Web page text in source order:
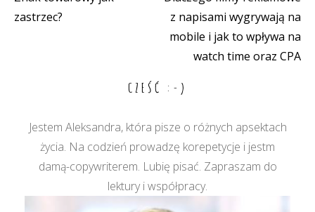
zastrzec?
z napisami wygrywają na
mobile i jak to wpływa na
watch time oraz CPA
CZEŚĆ :-)
Jestem Aleksandra, która pisze o różnych apsektach
życia. Na codzień prowadzę korepetycje i jestm
damą-copywriterem. Lubię pisać. Zapraszam do
lektury i współpracy.